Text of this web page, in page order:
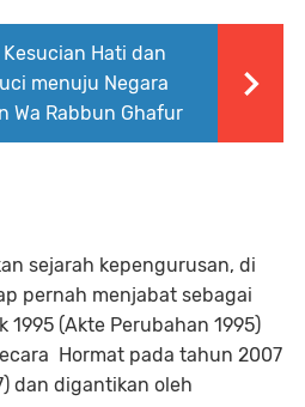
Hati dan
menuju Negara
Wa Rabbun Ghafur
sejarah kepengurusan, di
pernah menjabat sebagai
1995 (Akte Perubahan 1995)
Hormat pada tahun 2007
dan digantikan oleh